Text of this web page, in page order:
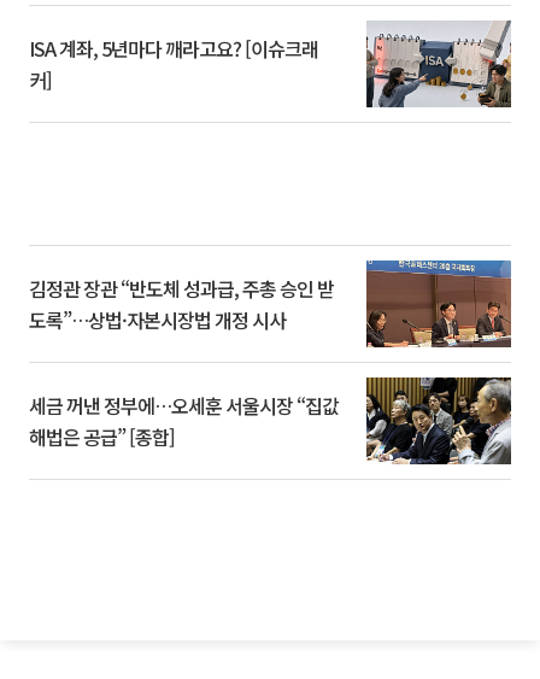
ISA 계좌, 5년마다 깨라고요? [이슈크래
커]
김정관 장관 “반도체 성과급, 주총 승인 받
도록”…상법·자본시장법 개정 시사
세금 꺼낸 정부에…오세훈 서울시장 “집값
해법은 공급” [종합]